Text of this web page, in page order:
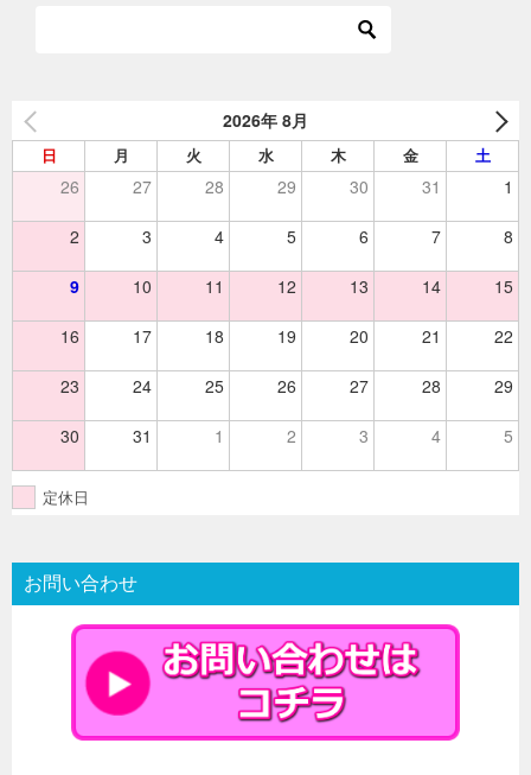
ン
2026年 8月
日 月 火 水 木 金 土
26 27 28 29 30 31 1
2 3 4 5 6 7 8
9 10 11 12 13 14 15
16 17 18 19 20 21 22
23 24 25 26 27 28 29
30 31 1 2 3 4 5
定休日
お問い合わせ